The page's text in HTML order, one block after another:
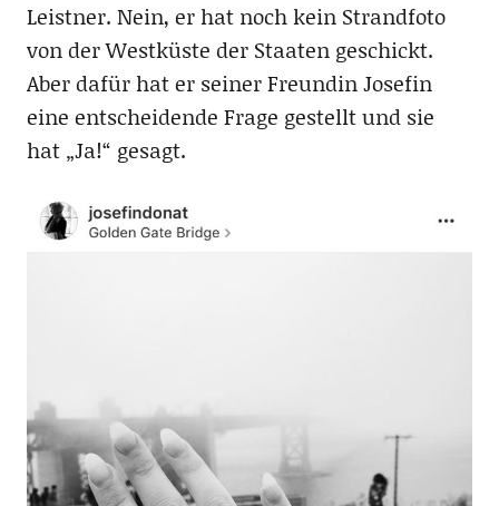
Leistner. Nein, er hat noch kein Strandfoto
von der Westküste der Staaten geschickt.
Aber dafür hat er seiner Freundin Josefin
eine entscheidende Frage gestellt und sie
hat „Ja!“ gesagt.